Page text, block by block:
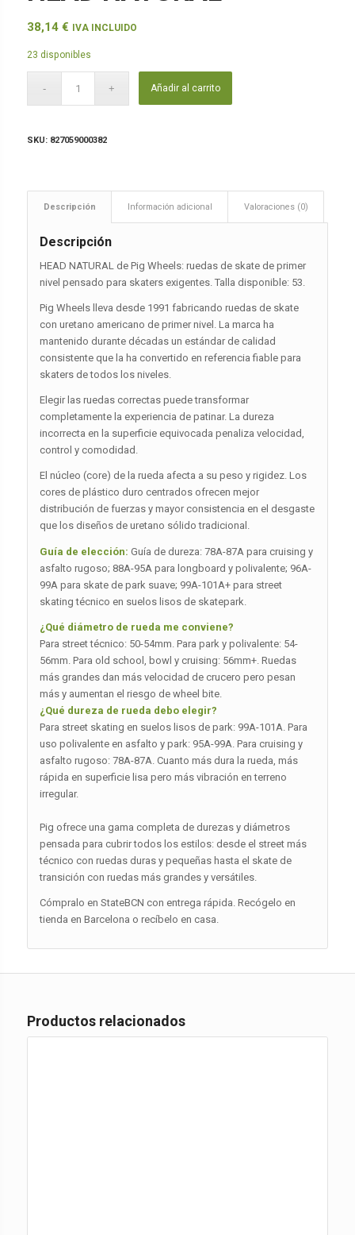
38,14 € IVA INCLUIDO
23 disponibles
Añadir al carrito
SKU: 827059000382
Descripción Información adicional Valoraciones (0)
Descripción
HEAD NATURAL de Pig Wheels: ruedas de skate de primer
nivel pensado para skaters exigentes. Talla disponible: 53.
Pig Wheels lleva desde 1991 fabricando ruedas de skate
con uretano americano de primer nivel. La marca ha
mantenido durante décadas un estándar de calidad
consistente que la ha convertido en referencia fiable para
skaters de todos los niveles.
Elegir las ruedas correctas puede transformar
completamente la experiencia de patinar. La dureza
incorrecta en la superficie equivocada penaliza velocidad,
control y comodidad.
El núcleo (core) de la rueda afecta a su peso y rigidez. Los
cores de plástico duro centrados ofrecen mejor
distribución de fuerzas y mayor consistencia en el desgaste
que los diseños de uretano sólido tradicional.
Guía de elección: Guía de dureza: 78A-87A para cruising y
asfalto rugoso; 88A-95A para longboard y polivalente; 96A-
99A para skate de park suave; 99A-101A+ para street
skating técnico en suelos lisos de skatepark.
¿Qué diámetro de rueda me conviene?
Para street técnico: 50-54mm. Para park y polivalente: 54-
56mm. Para old school, bowl y cruising: 56mm+. Ruedas
más grandes dan más velocidad de crucero pero pesan
más y aumentan el riesgo de wheel bite.
¿Qué dureza de rueda debo elegir?
Para street skating en suelos lisos de park: 99A-101A. Para
uso polivalente en asfalto y park: 95A-99A. Para cruising y
asfalto rugoso: 78A-87A. Cuanto más dura la rueda, más
rápida en superficie lisa pero más vibración en terreno
irregular.
Pig ofrece una gama completa de durezas y diámetros
pensada para cubrir todos los estilos: desde el street más
técnico con ruedas duras y pequeñas hasta el skate de
transición con ruedas más grandes y versátiles.
Cómpralo en StateBCN con entrega rápida. Recógelo en
tienda en Barcelona o recíbelo en casa.
Productos relacionados